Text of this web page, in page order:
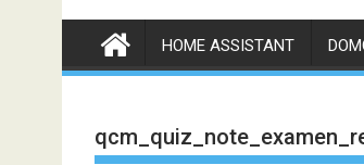
HOME ASSISTANT